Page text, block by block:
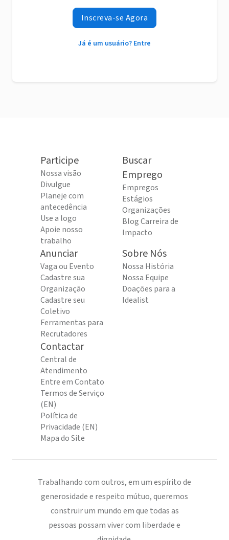
Inscreva-se Agora
Já é um usuário? Entre
Participe
Nossa visão
Divulgue
Planeje com
antecedência
Use a logo
Apoie nosso
trabalho
Buscar
Emprego
Empregos
Estágios
Organizações
Blog Carreira de
Impacto
Anunciar
Vaga ou Evento
Cadastre sua
Organização
Cadastre seu
Coletivo
Ferramentas para
Recrutadores
Sobre Nós
Nossa História
Nossa Equipe
Doações para a
Idealist
Contactar
Central de
Atendimento
Entre em Contato
Termos de Serviço
(EN)
Política de
Privacidade (EN)
Mapa do Site
Trabalhando com outros, em um espírito de
generosidade e respeito mútuo, queremos
construir um mundo em que todas as
pessoas possam viver com liberdade e